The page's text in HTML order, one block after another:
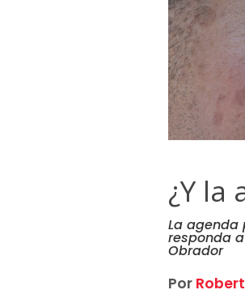
¿Y la
La agenda
responda
Obrador
Por